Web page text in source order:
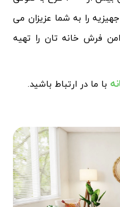
را به شما عزیزان می
فرش خانه تان را تهیه
با ما در ارتباط باشید.